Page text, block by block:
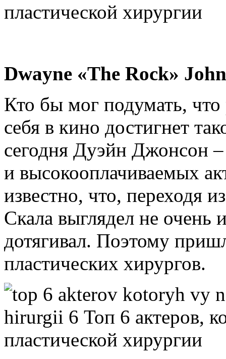
Dwayne «The Rock»
Кто бы мог подумать, что
себя в кино достигнет
сегодня Дуэйн Джонсон –
и высокооплачиваемых
известно, что, переходя
Скала выглядел не очень
дотягивал. Поэтому
пластических хирургов.